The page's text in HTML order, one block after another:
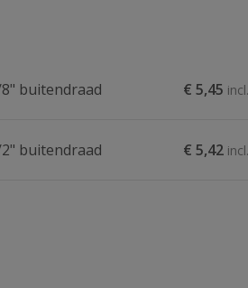
buitendraad € 5,45
buitendraad € 5,42